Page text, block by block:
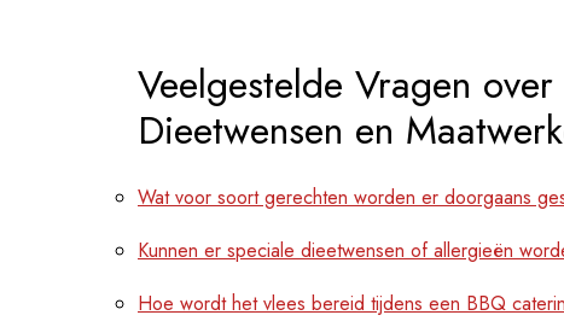
Veelgestelde Vragen
Dieetwensen en
Wat voor soort gerechten worden er doorgaans
Kunnen er speciale dieetwensen of allergieën
Hoe wordt het vlees bereid tijdens een BBQ